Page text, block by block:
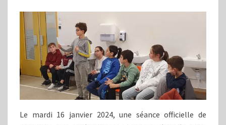
Le mardi 16 janvier 2024, une séance officielle de